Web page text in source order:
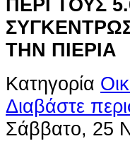
ΤΗΝ ΠΙΕΡΙΑ
Κατηγορία
Διαβάστε
Σάββατο, 25